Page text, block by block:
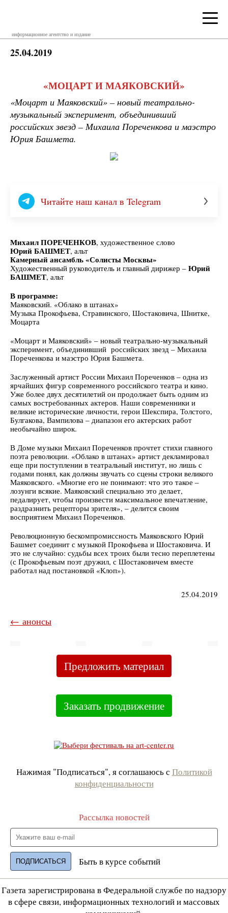
информационное агентство и издание
25.04.2019
«МОЦАРТ И МАЯКОВСКИЙ»
«Моцарт и Маяковский» – новый театрально-
музыкальный эксперимент, объединивший
российских звезд – Михаила Пореченкова и маэстро
Юрия Башмета.
Читайте наш канал в Telegram
Михаил ПОРЕЧЕНКОВ, художественное слово
Юрий БАШМЕТ, альт
Камерный ансамбль «Солисты Москвы»
Художественный руководитель и главный дирижер – Юрий
БАШМЕТ, альт
В программе:
Маяковский. «Облако в штанах»
Музыка Прокофьева, Стравинского, Шостаковича, Шнитке,
Моцарта
«Моцарт и Маяковский» – новый театрально-музыкальный
эксперимент, объединивший российских звезд – Михаила
Пореченкова и маэстро Юрия Башмета.
Заслуженный артист России Михаил Пореченков – одна из
ярчайших фигур современного российского театра и кино.
Уже более двух десятилетий он продолжает быть одним из
самых востребованных актеров. Наши современники и
великие исторические личности, герои Шекспира, Толстого,
Булгакова, Вампилова – диапазон его актерских работ
необычайно широк.
В Доме музыки Михаил Пореченков прочтет стихи главного
поэта революции. «Облако в штанах» артист декламировал
еще при поступлении в театральный институт, но лишь с
годами понял, как должны звучать со сцены строки великого
Маяковского. «Многие его не понимают: что это такое ‒
лозунги всякие. Маяковский специально это делает,
педалирует, чтобы произвести максимальное впечатление,
раздразнить рецепторы зрителя», ‒ делится своим
восприятием Михаил Пореченков.
Революционную бескомпромиссность Маяковского Юрий
Башмет соединит с музыкой Прокофьева и Шостаковича. И
это не случайно: судьбы всех троих были тесно переплетены
(с Прокофьевым поэт дружил, с Шостаковичем вместе
работал над постановкой «Клоп»).
25.04.2019
← анонсы
Предложить материал
Заказать продвижение
Нажимая "Подписаться", я соглашаюсь с Политикой
конфиденциальности
Рассылка новостей
Быть в курсе событий
Газета зарегистрирована в Федеральной службе по надзору
в сфере связи, информационных технологий и массовых